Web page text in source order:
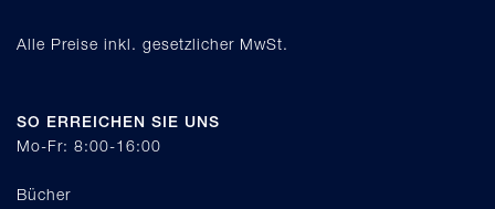
Alle Preise inkl. gesetzlicher MwSt.
SO ERREICHEN SIE UNS
Mo-Fr: 8:00-16:00
Bücher